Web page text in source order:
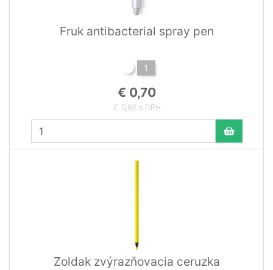
Fruk antibacterial spray pen
1
€ 0,70
€ 0,86 s DPH
Zoldak zvýrazňovacia ceruzka